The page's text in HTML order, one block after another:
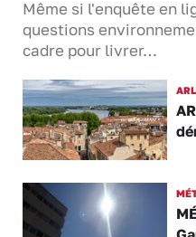
Même si l'enquête en
questions
cadre pour livrer…